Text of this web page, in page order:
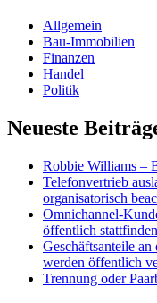
Allgemein
Bau-Immobilien
Finanzen
Handel
Politik
Neueste
Robbie Williams –
Telefonvertrieb
organisatorisch
Omnichannel-
öffentlich stattfinden
Geschäftsanteile
werden öffentlich
Trennung oder